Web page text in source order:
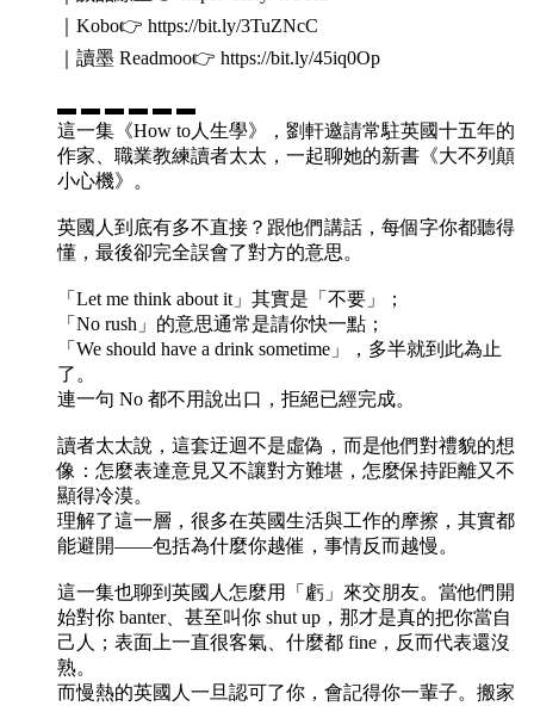
｜Kobo👉 https://bit.ly/3TuZNcC
｜讀墨 Readmoo👉 https://bit.ly/45iq0Op
▬ ▬ ▬ ▬ ▬ ▬
這一集《How to人生學》，劉軒邀請常駐英國十五年的
作家、職業教練讀者太太，一起聊她的新書《大不列顛
小心機》。
英國人到底有多不直接？跟他們講話，每個字你都聽得
懂，最後卻完全誤會了對方的意思。
「Let me think about it」其實是「不要」；
「No rush」的意思通常是請你快一點；
「We should have a drink sometime」，多半就到此為止
了。
連一句 No 都不用說出口，拒絕已經完成。
讀者太太說，這套迂迴不是虛偽，而是他們對禮貌的想
像：怎麼表達意見又不讓對方難堪，怎麼保持距離又不
顯得冷漠。
理解了這一層，很多在英國生活與工作的摩擦，其實都
能避開——包括為什麼你越催，事情反而越慢。
這一集也聊到英國人怎麼用「虧」來交朋友。當他們開
始對你 banter、甚至叫你 shut up，那才是真的把你當自
己人；表面上一直很客氣、什麼都 fine，反而代表還沒
熟。
而慢熱的英國人一旦認可了你，會記得你一輩子。搬家